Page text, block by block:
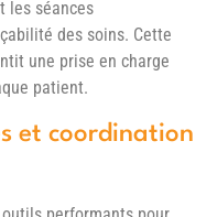
les séances
des soins. Cette
une prise en charge
patient.
et coordination